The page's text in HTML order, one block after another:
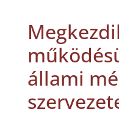
állami